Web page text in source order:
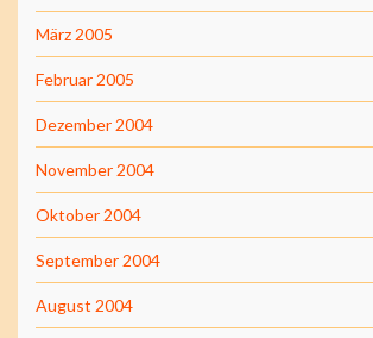
März 2005
Februar 2005
Dezember 2004
November 2004
Oktober 2004
September 2004
August 2004